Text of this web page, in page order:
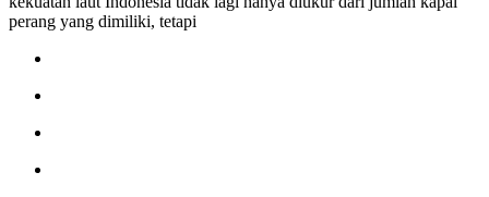
perang yang dimiliki, tetapi